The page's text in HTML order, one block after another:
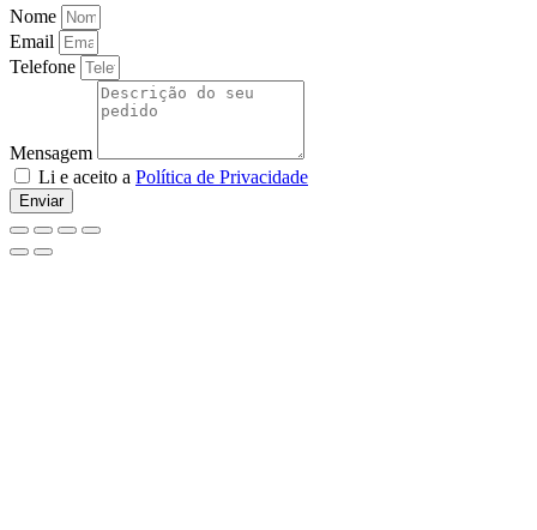
Nome
Email
Telefone
Mensagem
Li e aceito a Política de Privacidade
Enviar